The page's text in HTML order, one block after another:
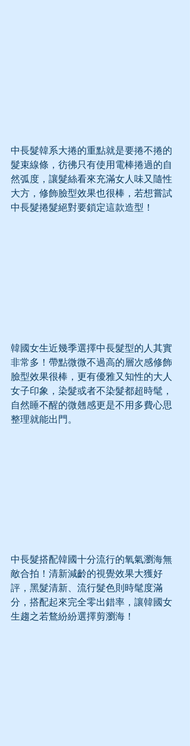
中長髮韓系大捲的重點就是要捲不捲的
髮束線條，彷彿只有使用電棒捲過的自
然弧度，讓髮絲看來充滿女人味又隨性
大方，修飾臉型效果也很棒，若想嘗試
中長髮捲髮絕對要鎖定這款造型！
韓國女生近幾季選擇中長髮型的人其實
非常多！帶點微微不過高的層次感修飾
臉型效果很棒，更有優雅又知性的大人
女子印象，染髮或者不染髮都超時髦，
自然睡不醒的微翹感更是不用多費心思
整理就能出門。
中長髮搭配韓國十分流行的氧氣瀏海無
敵合拍！清新減齡的視覺效果大獲好
評，黑髮清新、流行髮色則時髦度滿
分，搭配起來完全零出錯率，讓韓國女
生趨之若鶩紛紛選擇剪瀏海！